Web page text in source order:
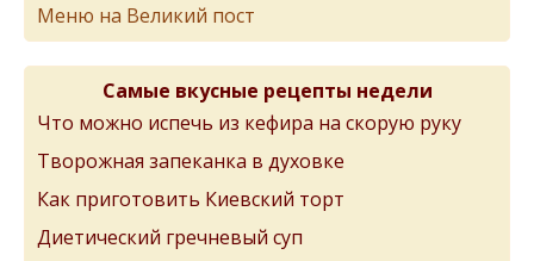
Меню на Великий пост
Самые вкусные рецепты недели
Что можно испечь из кефира на скорую руку
Творожная запеканка в духовке
Как приготовить Киевский торт
Диетический гречневый суп